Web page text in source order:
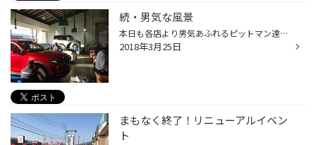
続・男気な風景
本日も各店より男気あふれるピットマン達が集合し、怒号が飛び交っていました。 お客様の安心と安全のために、年齢など気にせずに全力で動いています。
2018年3月25日
まもなく終了！リニューアルイベン
ト